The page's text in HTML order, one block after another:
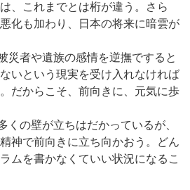
、これまでとは桁が違う。さら
化も加わり、日本の将来に暗雲が
災者や遺族の感情を逆撫ですると
いという現実を受け入れなければ
だからこそ、前向きに、元気に歩
の壁が立ちはだかっているが、
神で前向きに立ち向かおう。どん
ムを書かなくていい状況になるこ